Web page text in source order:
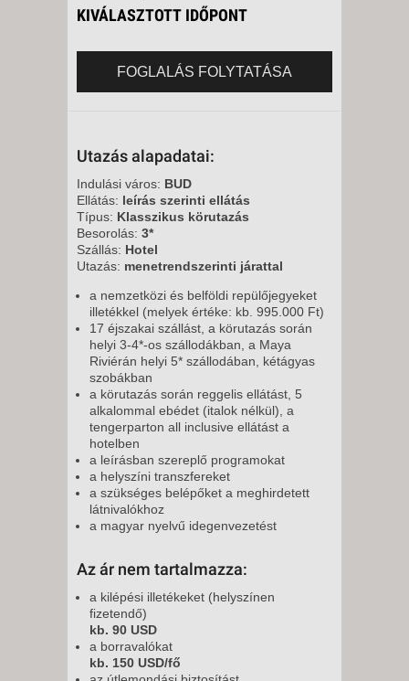
KIVÁLASZTOTT IDŐPONT
FOGLALÁS FOLYTATÁSA
Utazás alapadatai:
Indulási város: BUD
Ellátás: leírás szerinti ellátás
Típus: Klasszikus körutazás
Besorolás: 3*
Szállás: Hotel
Utazás: menetrendszerinti járattal
a nemzetközi és belföldi repülőjegyeket
illetékkel (melyek értéke: kb. 995.000 Ft)
17 éjszakai szállást, a körutazás során
helyi 3-4*-os szállodákban, a Maya
Riviérán helyi 5* szállodában, kétágyas
szobákban
a körutazás során reggelis ellátást, 5
alkalommal ebédet (italok nélkül), a
tengerparton all inclusive ellátást a
hotelben
a leírásban szereplő programokat
a helyszíni transzfereket
a szükséges belépőket a meghirdetett
látnivalókhoz
a magyar nyelvű idegenvezetést
Az ár nem tartalmazza:
a kilépési illetékeket (helyszínen
fizetendő)
kb. 90 USD
a borravalókat
kb. 150 USD/fő